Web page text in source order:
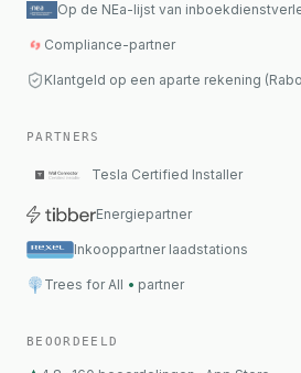
Op de NEa-lijst van
Compliance-partner
Klantgeld op een aparte rekening
PARTNERS
Tesla Certified Installer
Energiepartner
Inkooppartner laadstations
Trees for All • partner
BEOORDEELD